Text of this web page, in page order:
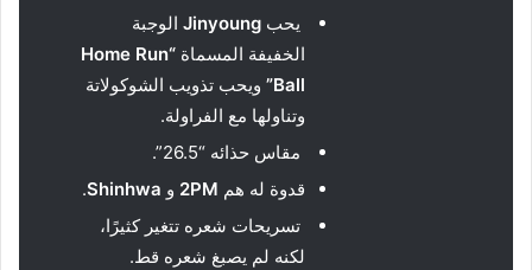
يحب Jinyoung الوجبة
الخفيفة المسماة “
Home Run
Ball
” ويحب تذويب الشوكولاتة
وتناولها مع الفراولة.
مقاس حذائه “26.5”.
قدوة له هم
2PM و Shinhwa
.
تسريحات شعره تتغير كثيرًا،
لكنه لم يصبغ شعره قط.